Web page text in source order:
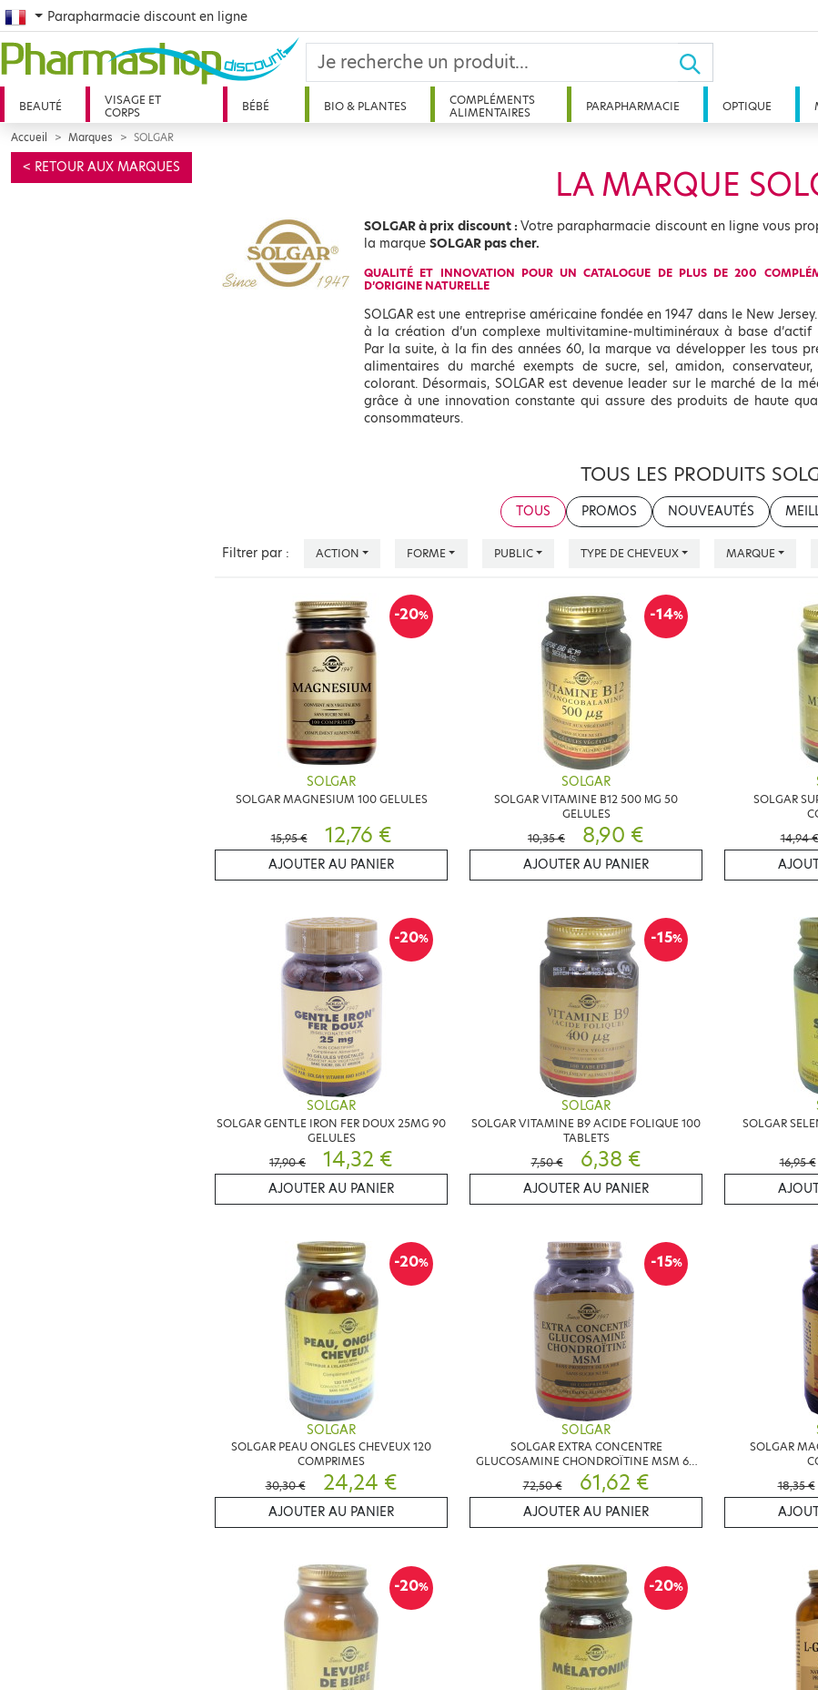
French
Parapharmacie discount en ligne
BEAUTÉ
VISAGE ET
CORPS
BÉBÉ BIO & PLANTES
COMPLÉMENTS
ALIMENTAIRES
PARAPHARMACIE OPTIQUE
Accueil Marques SOLGAR
< RETOUR AUX MARQUES LA MARQUE
SOLGAR à prix discount :Votre parapharmacie discount en ligne vous
la marque SOLGAR pas cher.
QUALITÉ ET INNOVATION POUR UN CATALOGUE DE PLUS DE 200
D’ORIGINE NATURELLE
SOLGAR est une entreprise américaine fondée en 1947 dans le New
à la création d’un complexe multivitamine-multiminéraux à base
Par la suite, à la fin des années 60, la marque va développer les tous
alimentaires du marché exempts de sucre, sel, amidon,
colorant. Désormais, SOLGAR est devenue leader sur le marché de la
grâce à une innovation constante qui assure des produits de haute
consommateurs.
TOUS LES PRODUITS
TOUS PROMOS NOUVEAUTÉS
Filtrer par : ACTION FORME PUBLIC TYPE DE CHEVEUX MARQUE
-20%
SOLGAR
SOLGAR MAGNESIUM 100 GELULES
15,95 € 12,76 €
AJOUTER AU PANIER
-14%
SOLGAR
SOLGAR VITAMINE B12 500 ΜG 50
GELULES
10,35 €
8,90 €
AJOUTER AU PANIER
SOLGAR
14,94 €
-20%
SOLGAR
SOLGAR GENTLE IRON FER DOUX 25MG 90
GELULES
17,90 €
14,32 €
AJOUTER AU PANIER
-15%
SOLGAR
SOLGAR VITAMINE B9 ACIDE FOLIQUE 100
TABLETS
7,50 €
6,38 €
AJOUTER AU PANIER
SOLGAR
16,95 €
-20%
SOLGAR
SOLGAR PEAU ONGLES CHEVEUX 120
COMPRIMES
30,30 €
24,24 €
AJOUTER AU PANIER
-15%
SOLGAR
SOLGAR EXTRA CONCENTRE
GLUCOSAMINE CHONDROÏTINE MSM 60
COMPRIMES
72,50 € 61,62 €
AJOUTER AU PANIER
SOLGAR
18,35 €
-20% -20%